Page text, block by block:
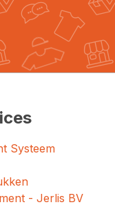
Systeem
- Jerlis BV